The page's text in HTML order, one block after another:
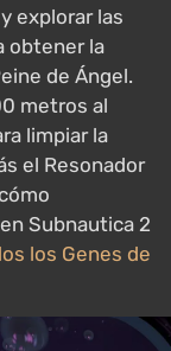
explorar las
obtener la
de Ángel.
metros al
limpiar la
el Resonador
Subnautica 2
los Genes de